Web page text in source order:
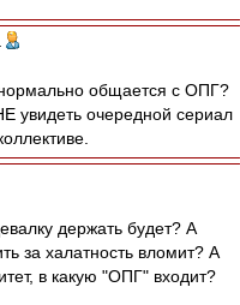
общается с ОПГ?
увидеть очередной сериал
держать будет? А
за халатность вломит? А
в какую "ОПГ" входит?